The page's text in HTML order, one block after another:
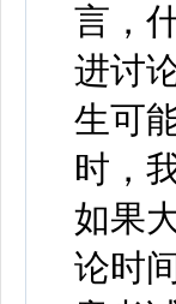
言，
进讨
生可
时，
如果
论时